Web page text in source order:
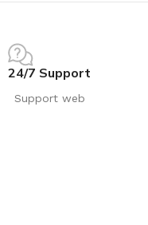
24/7 Support
Support web